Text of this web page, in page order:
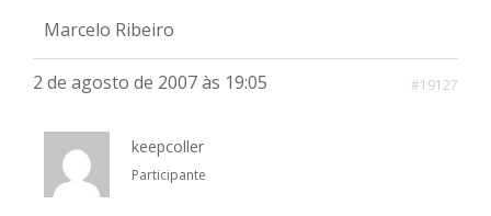
Marcelo Ribeiro
2 de agosto de 2007 às 19:05 #19127
keepcoller
Participante